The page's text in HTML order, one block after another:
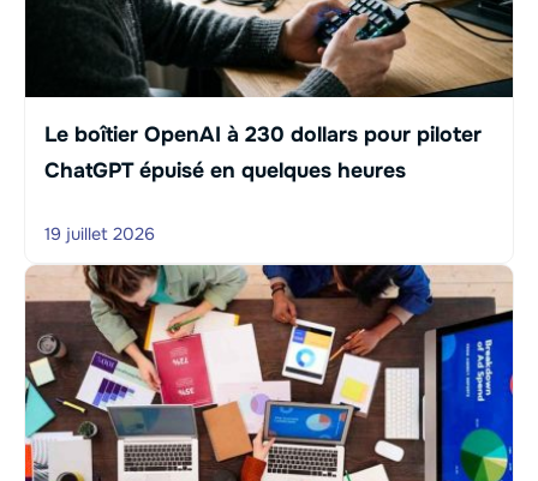
Le boîtier OpenAI à 230 dollars pour piloter
ChatGPT épuisé en quelques heures
19 juillet 2026